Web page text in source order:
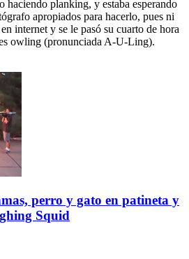
haciendo planking, y estaba esperando
apropiados para hacerlo, pues ni
internet y se le pasó su cuarto de hora
owling (pronunciada A-U-Ling).
perro y gato en patineta y
Squid